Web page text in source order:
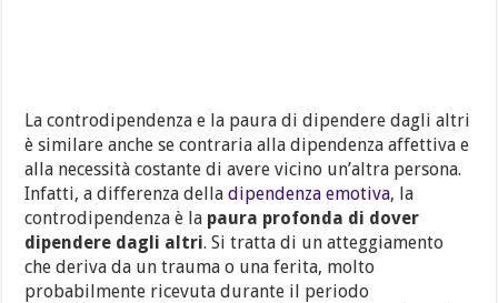
La controdipendenza e la paura di dipendere dagli altri
è similare anche se contraria alla dipendenza affettiva e
alla necessità costante di avere vicino un’altra persona.
Infatti, a differenza delladipendenza emotiva, la
controdipendenza è la paura profonda di dover
dipendere dagli altri. Si tratta di un atteggiamento
che deriva da un trauma o una ferita, molto
probabilmente ricevuta durante il periodo